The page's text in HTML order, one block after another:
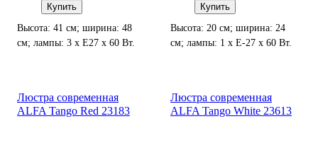
Купить
Высота: 41 см; ширина: 48
см; лампы: 3 х Е27 х 60 Вт.
Купить
Высота: 20 см; ширина: 24
см; лампы: 1 х Е-27 х 60 Вт.
Люстра современная
ALFA Tango Red 23183
Люстра современная
ALFA Tango White 23613